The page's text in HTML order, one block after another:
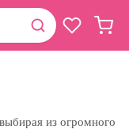
из огромного